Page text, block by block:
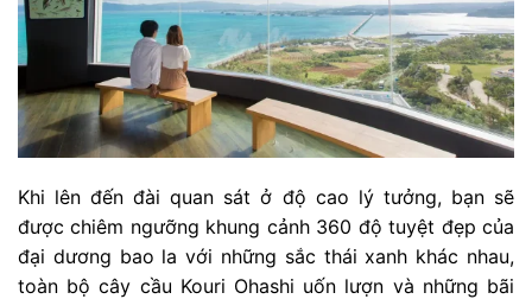
Khi lên đến đài quan sát ở độ cao lý tưởng, bạn sẽ
được chiêm ngưỡng khung cảnh 360 độ tuyệt đẹp của
đại dương bao la với những sắc thái xanh khác nhau,
toàn bộ cây cầu Kouri Ohashi uốn lượn và những bãi